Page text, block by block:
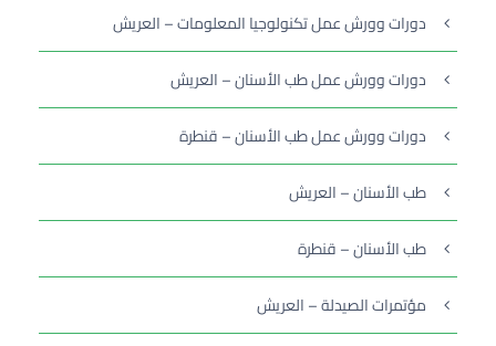
دورات وورش عمل تكنولوجيا المعلومات – العريش
دورات وورش عمل طب الأسنان – العريش
دورات وورش عمل طب الأسنان – قنطرة
طب الأسنان – العريش
طب الأسنان – قنطرة
مؤتمرات الصيدلة – العريش